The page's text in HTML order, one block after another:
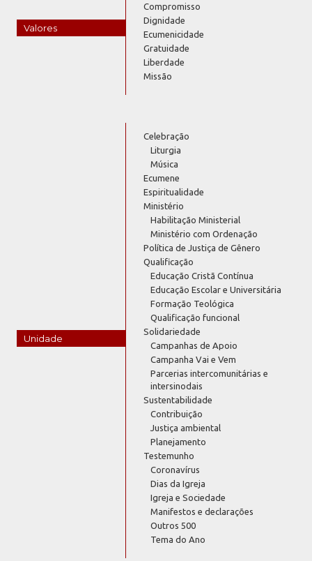
Valores
Compromisso
Dignidade
Ecumenicidade
Gratuidade
Liberdade
Missão
Unidade
Celebração
Liturgia
Música
Ecumene
Espiritualidade
Ministério
Habilitação Ministerial
Ministério com Ordenação
Política de Justiça de Gênero
Qualificação
Educação Cristã Contínua
Educação Escolar e Universitária
Formação Teológica
Qualificação funcional
Solidariedade
Campanhas de Apoio
Campanha Vai e Vem
Parcerias intercomunitárias e
intersinodais
Sustentabilidade
Contribuição
Justiça ambiental
Planejamento
Testemunho
Coronavírus
Dias da Igreja
Igreja e Sociedade
Manifestos e declarações
Outros 500
Tema do Ano